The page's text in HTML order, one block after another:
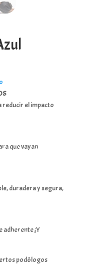
reducir el impacto
que vayan
duradera y segura,
adherente ¡Y
podólogos